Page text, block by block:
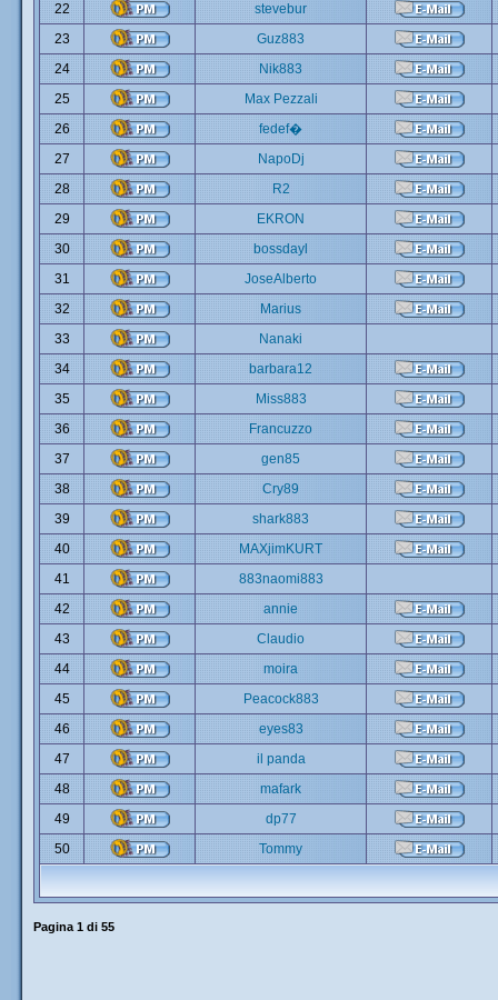
22
stevebur
23
Guz883
24
Nik883
25
Max Pezzali
26
fedef�
27
NapoDj
28
R2
29
EKRON
30
bossdayl
31
JoseAlberto
32
Marius
33
Nanaki
34
barbara12
35
Miss883
36
Francuzzo
37
gen85
38
Cry89
39
shark883
40
MAXjimKURT
41
883naomi883
42
annie
43
Claudio
44
moira
45
Peacock883
46
eyes83
47
il panda
48
mafark
49
dp77
50
Tommy
Pagina 1 di 55